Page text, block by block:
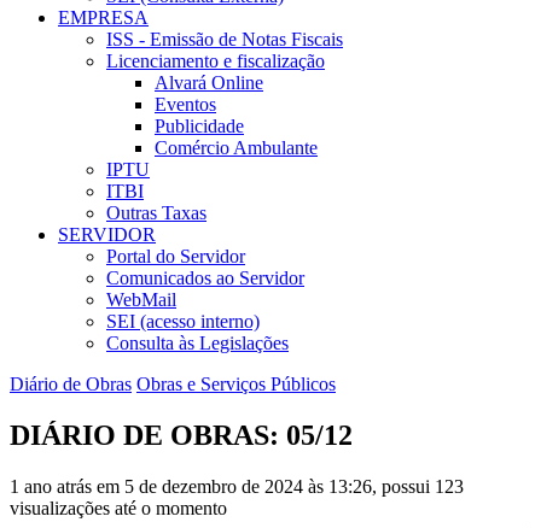
EMPRESA
ISS - Emissão de Notas Fiscais
Licenciamento e fiscalização
Alvará Online
Eventos
Publicidade
Comércio Ambulante
IPTU
ITBI
Outras Taxas
SERVIDOR
Portal do Servidor
Comunicados ao Servidor
WebMail
SEI (acesso interno)
Consulta às Legislações
Diário de Obras Obras e Serviços Públicos
DIÁRIO DE OBRAS: 05/12
1 ano atrás em 5 de dezembro de 2024 às 13:26, possui 123
visualizações até o momento